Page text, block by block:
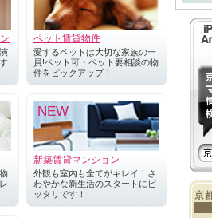
ペット賃貸物件
愛するペットは大切な家族の一
員!ペット可・ペット要相談の物
件をピックアップ！
NEW
新築賃貸マンション
外観も室内も全てがキレイ！さ
わやかな新生活のスタートにピ
ッタリです！